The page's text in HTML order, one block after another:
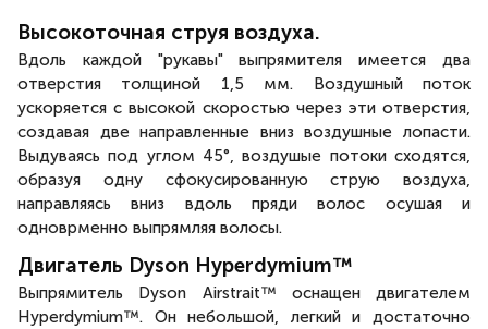
Высокоточная струя воздуха.
Вдоль каждой "рукавы" выпрямителя имеется два
отверстия толщиной 1,5 мм. Воздушный поток
ускоряется с высокой скоростью через эти отверстия,
создавая две направленные вниз воздушные лопасти.
Выдуваясь под углом 45°, воздушые потоки сходятся,
образуя одну сфокусированную струю воздуха,
направляясь вниз вдоль пряди волос осушая и
одноврменно выпрямляя волосы.
Двигатель Dyson Hyperdymium™
Выпрямитель Dyson Airstrait™ оснащен двигателем
Hyperdymium™. Он небольшой, легкий и достаточно